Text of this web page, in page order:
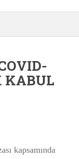
KABUL
kapsamında